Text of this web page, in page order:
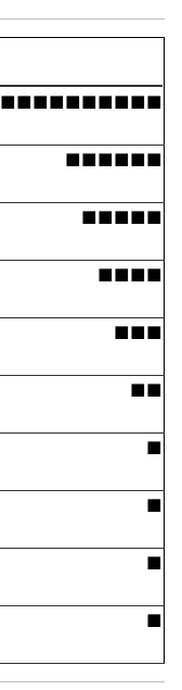
■■■■■■■■■■
■■■■■■
■■■■■
■■■■
■■■
■■
■
■
■
■